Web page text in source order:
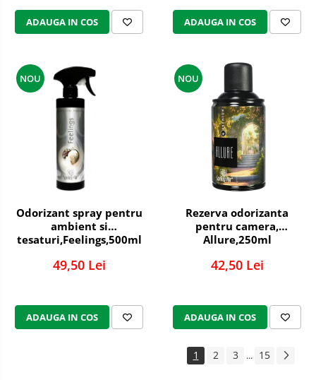
ADAUGA IN COS ADAUGA IN COS
NOU
Odorizant spray pentru
ambient si
tesaturi,Feelings,500ml
49,50 Lei
ADAUGA IN COS
NOU
Rezerva odorizanta
pentru camera,
Allure,250ml
42,50 Lei
ADAUGA IN COS
1 2 3 ... 15